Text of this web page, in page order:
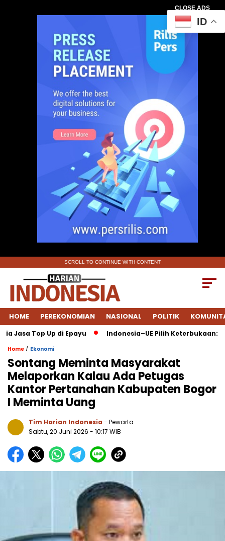
CLOSE ADS
SCROLL TO CONTINUE WITH CONTENT
HOME PEREKONOMIAN NASIONAL POLITIK
Top Up di Epayu Indonesia–UE Pilih Keterbukaan:
Home / Ekonomi
Sontang Meminta Masyarakat
Melaporkan Kalau Ada Petugas
Kantor Pertanahan Kabupaten Bogor
I Meminta Uang
Tim Harian Indonesia - Pewarta
Sabtu, 20 Juni 2026 - 10:17 WIB
ID